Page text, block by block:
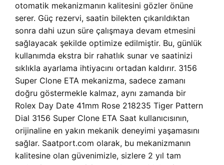
otomatik mekanizmanın kalitesini gözler önüne
serer. Güç rezervi, saatin bilekten çıkarıldıktan
sonra dahi uzun süre çalışmaya devam etmesini
sağlayacak şekilde optimize edilmiştir. Bu, günlük
kullanımda ekstra bir rahatlık sunar ve saatinizi
sıklıkla ayarlama ihtiyacını ortadan kaldırır. 3156
Super Clone ETA mekanizma, sadece zamanı
doğru göstermekle kalmaz, aynı zamanda bir
Rolex Day Date 41mm Rose 218235 Tiger Pattern
Dial 3156 Super Clone ETA Saat kullanıcısının,
orijinaline en yakın mekanik deneyimi yaşamasını
sağlar. Saatport.com olarak, bu mekanizmanın
kalitesine olan güvenimizle, sizlere 2 yıl tam